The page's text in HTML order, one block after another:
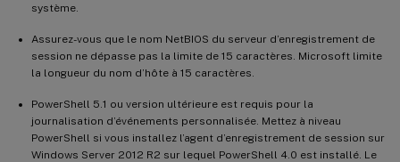
système.
Assurez-vous que le nom NetBIOS du serveur d’enregistrement de
session ne dépasse pas la limite de 15 caractères. Microsoft limite
la longueur du nom d’hôte à 15 caractères.
PowerShell 5.1 ou version ultérieure est requis pour la
journalisation d’événements personnalisée. Mettez à niveau
PowerShell si vous installez l’agent d’enregistrement de session sur
Windows Server 2012 R2 sur lequel PowerShell 4.0 est installé. Le